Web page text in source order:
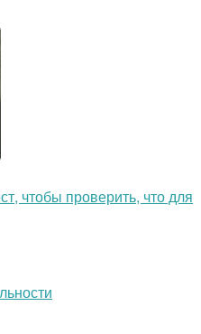
чтобы проверить, что для